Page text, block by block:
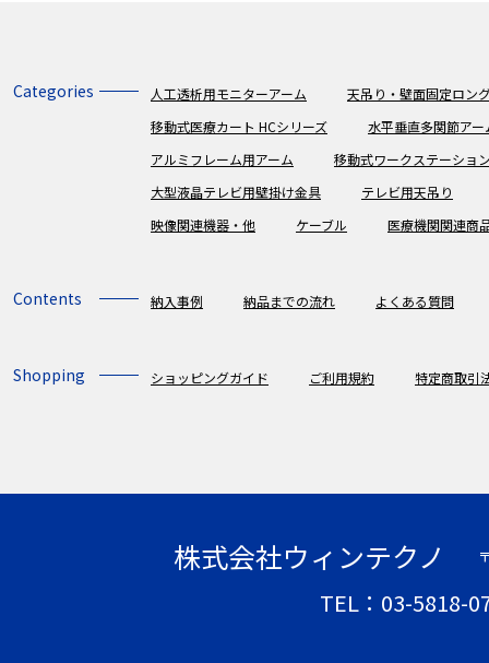
Categories 人工透析用モニターアーム
天吊り・壁面固定ロン
移動式医療カート HCシリーズ
水平垂直多関節アー
アルミフレーム用アーム
移動式ワークステーショ
大型液晶テレビ用壁掛け金具
テレビ用天吊り
映像関連機器・他
ケーブル 医療機関関連商
Contents 納入事例 納品までの流れ よくある質問
Shopping ショッピングガイド ご利用規約 特定商取引
株式会社ウィンテクノ
TEL：03-5818-